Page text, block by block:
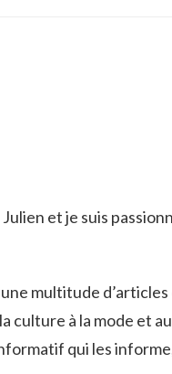
et je suis
multitude
culture à la mode et
qui les